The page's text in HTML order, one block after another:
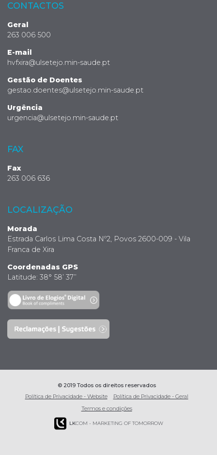
CONTACTOS
Geral
263 006 500
E-mail
hvfxira@ulsetejo.min-saude.pt
Gestão de Doentes
gestao.doentes@ulsetejo.min-saude.pt
Urgência
urgencia@ulsetejo.min-saude.pt
FAX
Fax
263 006 636
LOCALIZAÇÃO
Morada
Estrada Carlos Lima Costa Nº2, Povos 2600-009 - Vila
Franca de Xira
Coordenadas GPS
Latitude: 38° 58’ 37’’
© 2019 Todos os direitos reservados
Política de Privacidade - Website
Política de Privacidade - Geral
Termos e condições
LKCOM - MARKETING OF TOMORROW